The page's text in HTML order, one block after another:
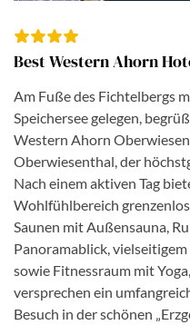
Best Western Ahorn
Am Fuße des Fichtelbergs
Speichersee gelegen,
Western Ahorn
Oberwiesenthal, der
Nach einem aktiven Tag
Wohlfühlbereich
Saunen mit Außensauna,
Panoramablick,
sowie Fitnessraum mit
versprechen ein
Besuch in der schönen